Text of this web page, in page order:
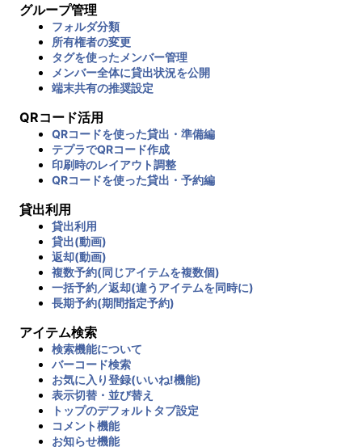
グループ管理
フォルダ分類
所有権者の変更
タグを使ったメンバー管理
メンバー全体に貸出状況を公開
端末共有の推奨設定
QRコード活用
QRコードを使った貸出・準備編
テプラでQRコード作成
印刷時のレイアウト調整
QRコードを使った貸出・予約編
貸出利用
貸出利用
貸出(動画)
返却(動画)
複数予約(同じアイテムを複数個)
一括予約／返却(違うアイテムを同時に)
長期予約(期間指定予約)
アイテム検索
検索機能について
バーコード検索
お気に入り登録(いいね!機能)
表示切替・並び替え
トップのデフォルトタブ設定
コメント機能
お知らせ機能